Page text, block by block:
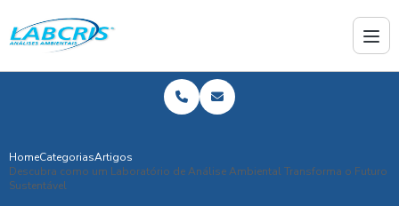
HomeCategoriasArtigos
Descubra como um Laboratório de Análise Ambiental Transforma o Futuro
Sustentável